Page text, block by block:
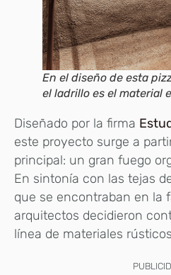
En el diseño de esta
el ladrillo es el material
Diseñado por la firma
este proyecto surge a
principal: un gran fuego
En sintonía con las tejas
que se encontraban en la
arquitectos decidieron
línea de materiales